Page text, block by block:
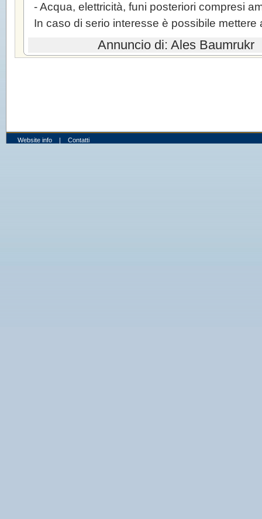
- Acqua, elettricità, funi posteriori compresi
In caso di serio interesse è possibile mettere
Annuncio di: Ales
Website info | Contatti